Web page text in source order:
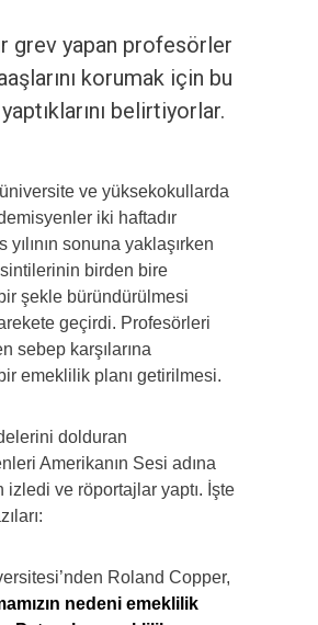
grev yapan profesörler
korumak için bu
belirtiyorlar.
üniversite ve yüksekokullarda
iki haftadır
yılının sonuna yaklaşırken
birden bire
şekle büründürülmesi
geçirdi. Profesörleri
sebep karşılarına
emeklilik planı getirilmesi.
dolduran
Amerikanın Sesi adına
izledi ve röportajlar yaptı. İşte
Roland Copper,
nedeni emeklilik